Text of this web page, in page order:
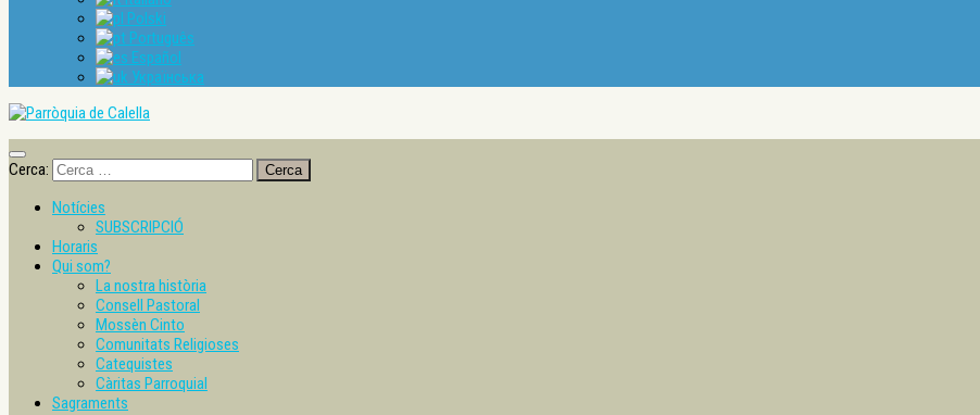
Polski
Português
Español
Українська
Cerca:
Notícies
SUBSCRIPCIÓ
Horaris
Qui som?
La nostra història
Consell Pastoral
Mossèn Cinto
Comunitats Religioses
Catequistes
Càritas Parroquial
Sagraments